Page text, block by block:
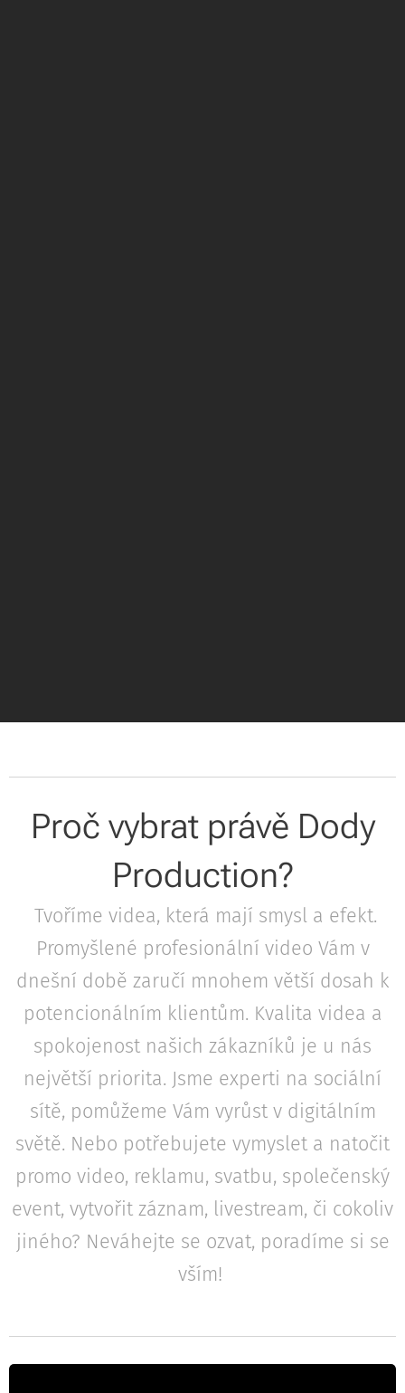
Proč vybrat právě Dody
Production?
Tvoříme videa, která mají smysl a efekt.
Promyšlené profesionální video Vám v
dnešní době zaručí mnohem větší dosah k
potencionálním klientům. Kvalita videa a
spokojenost našich zákazníků je u nás
největší priorita. Jsme experti na sociální
sítě, pomůžeme Vám vyrůst v digitálním
světě. Nebo potřebujete vymyslet a natočit
promo video, reklamu, svatbu, společenský
event, vytvořit záznam, livestream, či cokoliv
jiného? Neváhejte se ozvat, poradíme si se
vším!